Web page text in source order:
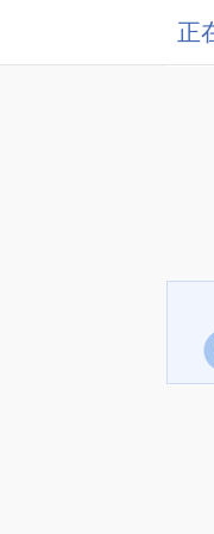
正